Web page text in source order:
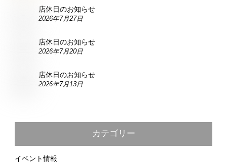
店休日のお知らせ
2026年7月27日
店休日のお知らせ
2026年7月20日
店休日のお知らせ
2026年7月13日
カテゴリー
イベント情報